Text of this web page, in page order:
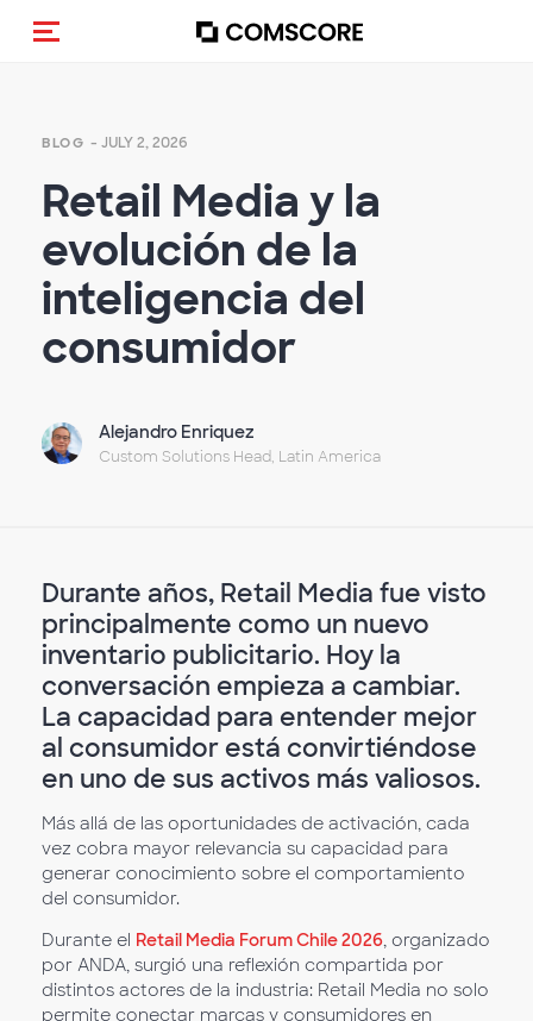
Toggle navigation
BLOG - JULY 2, 2026
Retail Media y la
evolución de la
inteligencia del
consumidor
Alejandro Enriquez
Custom Solutions Head, Latin America
Durante años, Retail Media fue visto
principalmente como un nuevo
inventario publicitario. Hoy la
conversación empieza a cambiar.
La capacidad para entender mejor
al consumidor está convirtiéndose
en uno de sus activos más valiosos.
Más allá de las oportunidades de activación, cada
vez cobra mayor relevancia su capacidad para
generar conocimiento sobre el comportamiento
del consumidor.
Durante el Retail Media Forum Chile 2026 , organizado
por ANDA, surgió una reflexión compartida por
distintos actores de la industria: Retail Media no solo
permite conectar marcas y consumidores en